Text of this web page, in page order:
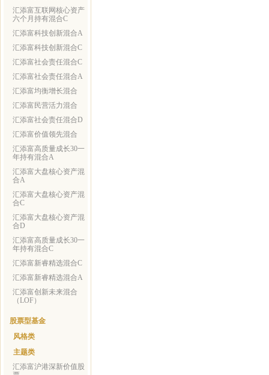
汇添富互联网核心资产
六个月持有混合C
汇添富科技创新混合A
汇添富科技创新混合C
汇添富社会责任混合C
汇添富社会责任混合A
汇添富均衡增长混合
汇添富民营活力混合
汇添富社会责任混合D
汇添富价值领先混合
汇添富高质量成长30一
年持有混合A
汇添富大盘核心资产混
合A
汇添富大盘核心资产混
合C
汇添富大盘核心资产混
合D
汇添富高质量成长30一
年持有混合C
汇添富新睿精选混合C
汇添富新睿精选混合A
汇添富创新未来混合
（LOF）
股票型基金
风格类
主题类
汇添富沪港深新价值股